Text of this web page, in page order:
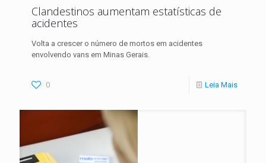
Clandestinos aumentam estatísticas de
acidentes
Volta a crescer o número de mortos em acidentes
envolvendo vans em Minas Gerais.
0 Leia Mais